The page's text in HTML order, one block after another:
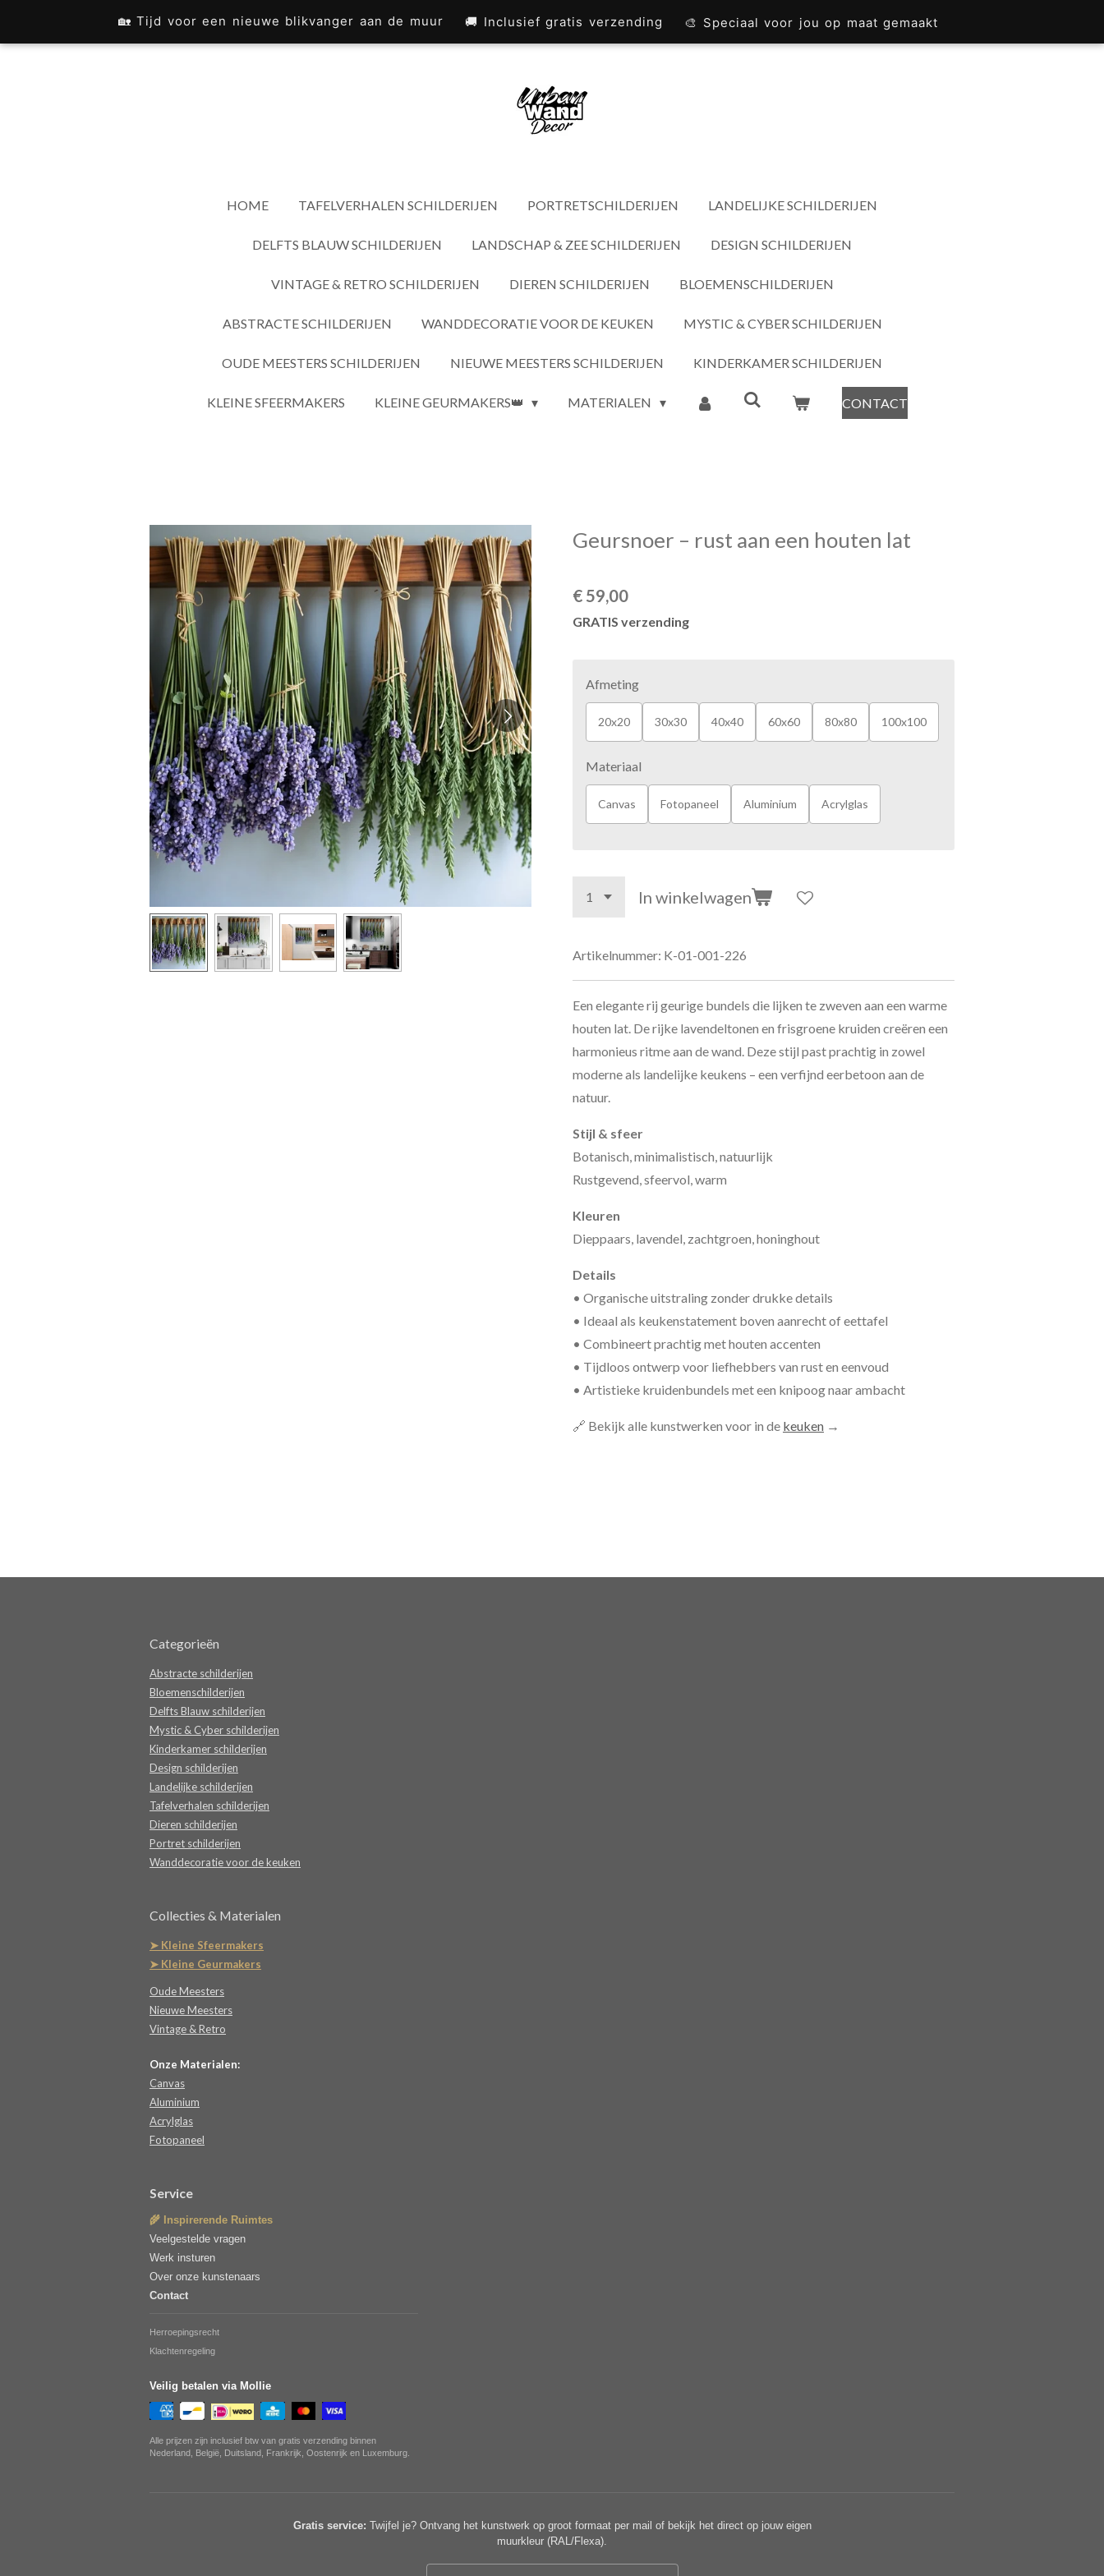
🏡 Tijd voor een nieuwe blikvanger aan de muur 🚚 Inclusief gratis verzending 🎨 Speciaal voor jou op maat gemaakt
direct
HOME TAFELVERHALEN SCHILDERIJEN PORTRETSCHILDERIJEN LANDELIJKE SCHILDERIJEN
DELFTS BLAUW SCHILDERIJEN LANDSCHAP & ZEE SCHILDERIJEN DESIGN SCHILDERIJEN
VINTAGE & RETRO SCHILDERIJEN DIEREN SCHILDERIJEN BLOEMENSCHILDERIJEN
ABSTRACTE SCHILDERIJEN WANDDECORATIE VOOR DE KEUKEN MYSTIC & CYBER SCHILDERIJEN
OUDE MEESTERS SCHILDERIJEN NIEUWE MEESTERS SCHILDERIJEN KINDERKAMER SCHILDERIJEN
KLEINE SFEERMAKERS KLEINE GEURMAKERS👑 MATERIALEN CONTACT
Geursnoer – rust aan een houten lat
€ 59,00
GRATIS verzending
Afmeting
20x20 30x30 40x40 60x60 80x80 100x100
Materiaal
Canvas Fotopaneel Aluminium Acrylglas
In winkelwagen
Artikelnummer: K-01-001-226
Een elegante rij geurige bundels die lijken te zweven aan een warme
houten lat. De rijke lavendeltonen en frisgroene kruiden creëren een
harmonieus ritme aan de wand. Deze stijl past prachtig in zowel
moderne als landelijke keukens – een verfijnd eerbetoon aan de
natuur.
Stijl & sfeer
Botanisch, minimalistisch, natuurlijk
Rustgevend, sfeervol, warm
Kleuren
Dieppaars, lavendel, zachtgroen, honinghout
Details
• Organische uitstraling zonder drukke details
• Ideaal als keukenstatement boven aanrecht of eettafel
• Combineert prachtig met houten accenten
• Tijdloos ontwerp voor liefhebbers van rust en eenvoud
• Artistieke kruidenbundels met een knipoog naar ambacht
🔗 Bekijk alle kunstwerken voor in de keuken →
Categorieën
Abstracte schilderijen
Bloemenschilderijen
Delfts Blauw schilderijen
Mystic & Cyber schilderijen
Kinderkamer schilderijen
Design schilderijen
Landelijke schilderijen
Tafelverhalen schilderijen
Dieren schilderijen
Portret schilderijen
Wanddecoratie voor de keuken
Collecties & Materialen
➤ Kleine Sfeermakers
➤ Kleine Geurmakers
Oude Meesters
Nieuwe Meesters
Vintage & Retro
Onze Materialen:
Canvas
Aluminium
Acrylglas
Fotopaneel
Service
🌾 Inspirerende Ruimtes
Veelgestelde vragen
Werk insturen
Over onze kunstenaars
Contact
Herroepingsrecht
Klachtenregeling
Veilig betalen via Mollie
Alle prijzen zijn inclusief btw van gratis verzending binnen
Nederland, België, Duitsland, Frankrijk, Oostenrijk en Luxemburg.
Gratis service: Twijfel je? Ontvang het kunstwerk op groot formaat per mail of bekijk het direct op jouw eigen
muurkleur (RAL/Flexa).